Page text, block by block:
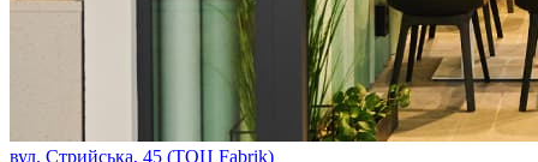
вул. Стрийська, 45 (ТОЦ Fabrik)